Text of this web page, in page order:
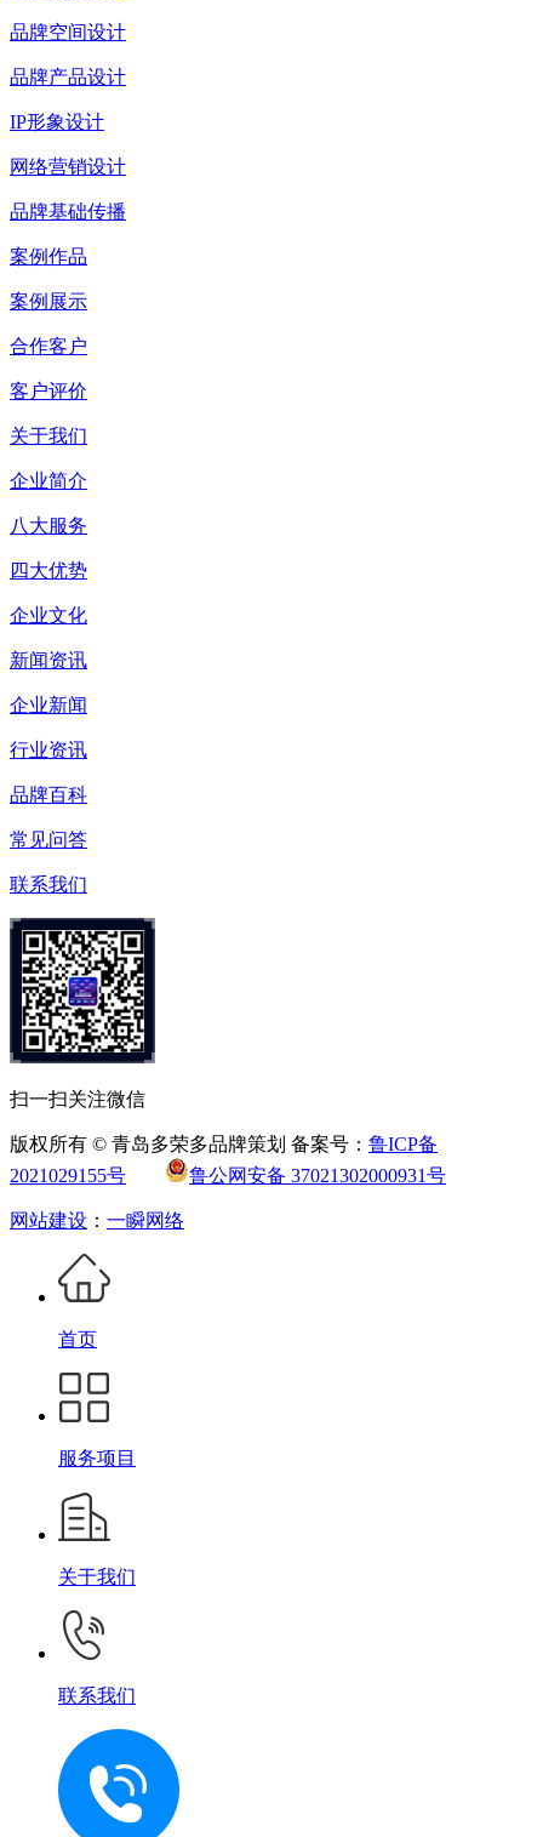
品牌空间设计
品牌产品设计
IP形象设计
网络营销设计
品牌基础传播
案例作品
案例展示
合作客户
客户评价
关于我们
企业简介
八大服务
四大优势
企业文化
新闻资讯
企业新闻
行业资讯
品牌百科
常见问答
联系我们
扫一扫关注微信
版权所有 © 青岛多荣多品牌策划 备案号： 鲁ICP备
2021029155号
鲁公网安备 37021302000931号
网站建设 ： 一瞬网络
首页
服务项目
关于我们
联系我们